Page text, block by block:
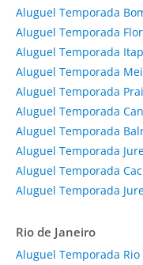
Aluguel Temporada
Aluguel Temporada
Aluguel Temporada
Aluguel Temporada
Aluguel Temporada
Aluguel Temporada
Aluguel Temporada
Aluguel Temporada
Aluguel Temporada
Aluguel Temporada
Rio de Janeiro
Aluguel Temporada Rio